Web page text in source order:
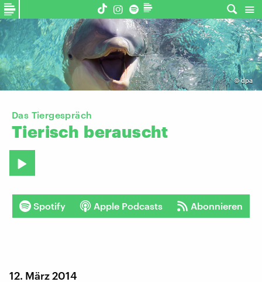
©dpa
Das Tiergespräch
Tierisch berauscht
Spotify Apple Podcasts Abonnieren
12. März 2014